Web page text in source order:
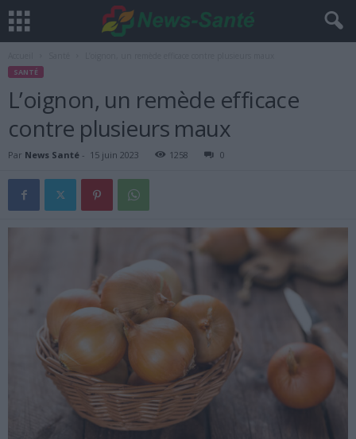
SANTÉ
L’oignon, un remède efficace
contre plusieurs maux
Par News Santé - 15 juin 2023 1258 0